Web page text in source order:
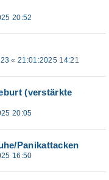
20:52
«21:01:2025 14:21
(verstärkte
20:05
Panikattacken
16:50